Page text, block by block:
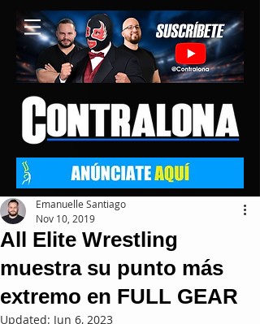
All Elite Wrestling
muestra su punto más
extremo en FULL GEAR
Emanuelle Santiago
Nov 10, 2019
Updated: Jun 6, 2023